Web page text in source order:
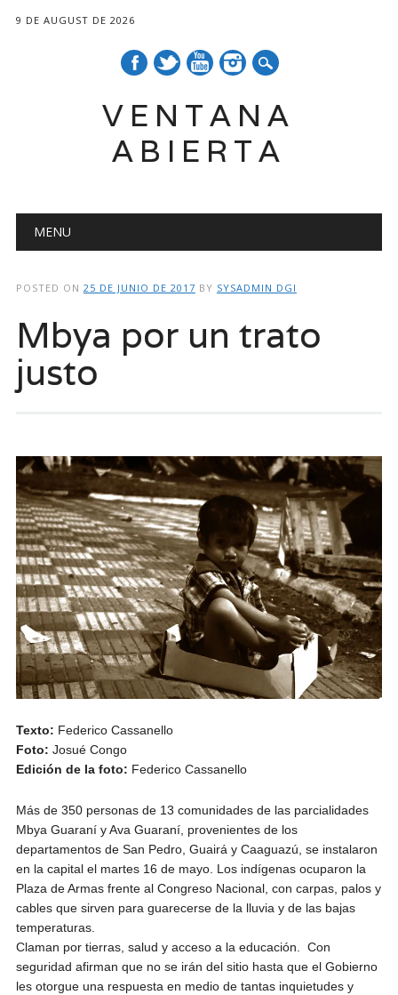
9 DE AUGUST DE 2026
VENTANA
ABIERTA
Main menu
MENU
POSTED ON 25 DE JUNIO DE 2017 BY SYSADMIN DGI
Mbya por un trato
justo
Texto: Federico Cassanello
Foto: Josué Congo
Edición de la foto: Federico Cassanello
Más de 350 personas de 13 comunidades de las parcialidades
Mbya Guaraní y Ava Guaraní, provenientes de los
departamentos de San Pedro, Guairá y Caaguazú, se instalaron
en la capital el martes 16 de mayo. Los indígenas ocuparon la
Plaza de Armas frente al Congreso Nacional, con carpas, palos y
cables que sirven para guarecerse de la lluvia y de las bajas
temperaturas.
Claman por tierras, salud y acceso a la educación. Con
seguridad afirman que no se irán del sitio hasta que el Gobierno
les otorgue una respuesta en medio de tantas inquietudes y